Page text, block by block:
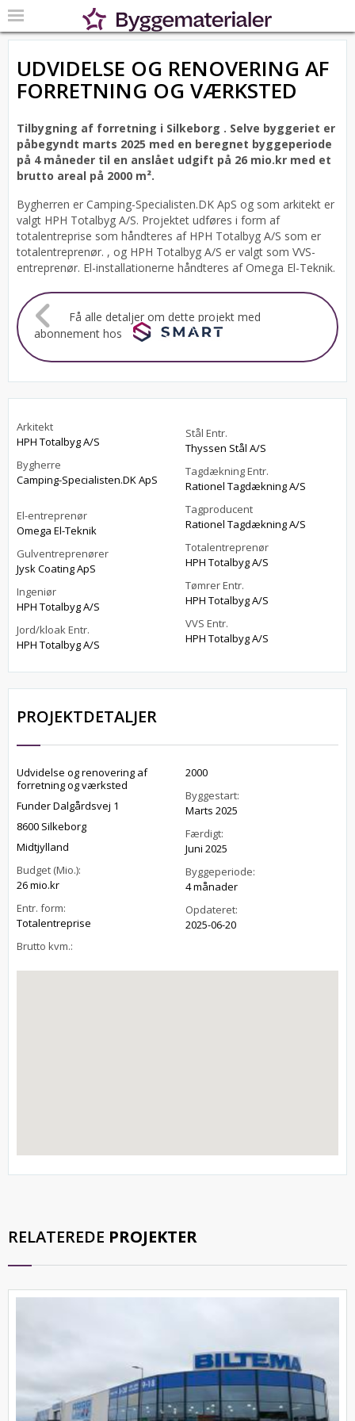
UDVIDELSE OG RENOVERING AF
FORRETNING OG VÆRKSTED
Tilbygning af forretning i Silkeborg . Selve byggeriet er
påbegyndt marts 2025 med en beregnet byggeperiode
på 4 måneder til en anslået udgift på 26 mio.kr med et
brutto areal på 2000 m².
Bygherren er Camping-Specialisten.DK ApS og som arkitekt er
valgt HPH Totalbyg A/S. Projektet udføres i form af
totalentreprise som håndteres af HPH Totalbyg A/S som er
totalentreprenør. , og HPH Totalbyg A/S er valgt som VVS-
entreprenør. El-installationerne håndteres af Omega El-Teknik.
Få alle detaljer om dette projekt med
abonnement hos
Arkitekt
HPH Totalbyg A/S
Bygherre
Camping-Specialisten.DK ApS
El-entreprenør
Omega El-Teknik
Gulventreprenører
Jysk Coating ApS
Ingeniør
HPH Totalbyg A/S
Jord/kloak Entr.
HPH Totalbyg A/S
Stål Entr.
Thyssen Stål A/S
Tagdækning Entr.
Rationel Tagdækning A/S
Tagproducent
Rationel Tagdækning A/S
Totalentreprenør
HPH Totalbyg A/S
Tømrer Entr.
HPH Totalbyg A/S
VVS Entr.
HPH Totalbyg A/S
PROJEKTDETALJER
Udvidelse og renovering af
forretning og værksted
Funder Dalgårdsvej 1
8600 Silkeborg
Midtjylland
Budget (Mio.):
26 mio.kr
Entr. form:
Totalentreprise
Brutto kvm.:
2000
Byggestart:
Marts 2025
Færdigt:
Juni 2025
Byggeperiode:
4 månader
Opdateret:
2025-06-20
RELATEREDE PROJEKTER